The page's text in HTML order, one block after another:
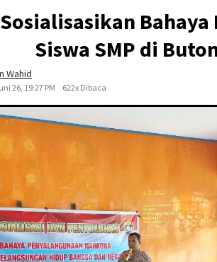
Bahaya
Siswa SMP di
Wahid
26, 19:27 PM 622x Dibaca